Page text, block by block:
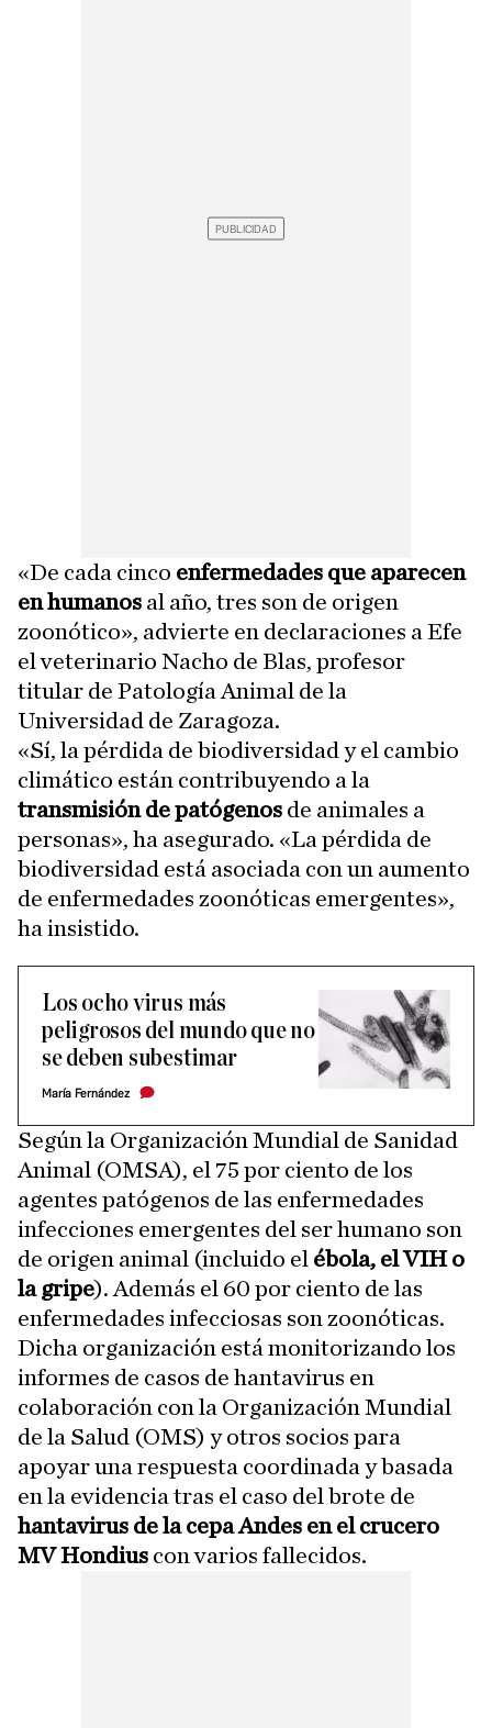
«De cada cinco enfermedades que aparecen
en humanos al año, tres son de origen
zoonótico», advierte en declaraciones a Efe
el veterinario Nacho de Blas, profesor
titular de Patología Animal de la
Universidad de Zaragoza.
«Sí, la pérdida de biodiversidad y el cambio
climático están contribuyendo a la
transmisión de patógenos de animales a
personas», ha asegurado. «La pérdida de
biodiversidad está asociada con un aumento
de enfermedades zoonóticas emergentes»,
ha insistido.
Los ocho virus más
peligrosos del mundo que no
se deben subestimar
María Fernández
Según la Organización Mundial de Sanidad
Animal (OMSA), el 75 por ciento de los
agentes patógenos de las enfermedades
infecciones emergentes del ser humano son
de origen animal (incluido el ébola, el VIH o
la gripe). Además el 60 por ciento de las
enfermedades infecciosas son zoonóticas.
Dicha organización está monitorizando los
informes de casos de hantavirus en
colaboración con la Organización Mundial
de la Salud (OMS) y otros socios para
apoyar una respuesta coordinada y basada
en la evidencia tras el caso del brote de
hantavirus de la cepa Andes en el crucero
MV Hondius con varios fallecidos.